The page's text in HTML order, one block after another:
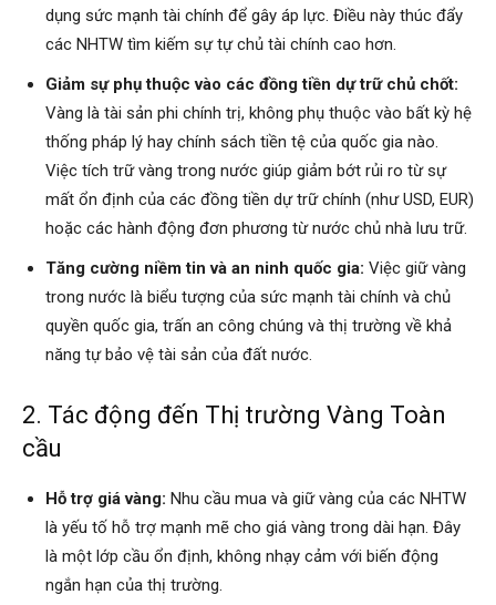
dụng sức mạnh tài chính để gây áp lực. Điều này thúc đẩy
các NHTW tìm kiếm sự tự chủ tài chính cao hơn.
Giảm sự phụ thuộc vào các đồng tiền dự trữ chủ chốt:
Vàng là tài sản phi chính trị, không phụ thuộc vào bất kỳ hệ
thống pháp lý hay chính sách tiền tệ của quốc gia nào.
Việc tích trữ vàng trong nước giúp giảm bớt rủi ro từ sự
mất ổn định của các đồng tiền dự trữ chính (như USD, EUR)
hoặc các hành động đơn phương từ nước chủ nhà lưu trữ.
Tăng cường niềm tin và an ninh quốc gia: Việc giữ vàng
trong nước là biểu tượng của sức mạnh tài chính và chủ
quyền quốc gia, trấn an công chúng và thị trường về khả
năng tự bảo vệ tài sản của đất nước.
2. Tác động đến Thị trường Vàng Toàn
cầu
Hỗ trợ giá vàng: Nhu cầu mua và giữ vàng của các NHTW
là yếu tố hỗ trợ mạnh mẽ cho giá vàng trong dài hạn. Đây
là một lớp cầu ổn định, không nhạy cảm với biến động
ngắn hạn của thị trường.